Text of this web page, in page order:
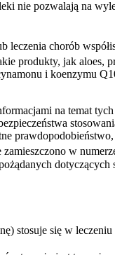
nie pozwalają na
chorób
produkty, jak aloes,
i koenzymu
na temat
w
stosuje się w